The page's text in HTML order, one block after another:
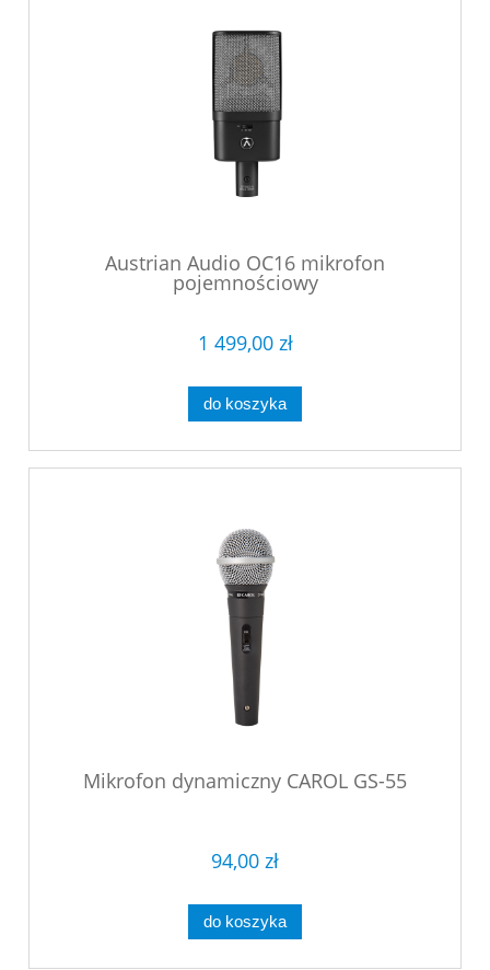
Austrian Audio OC16 mikrofon
pojemnościowy
1 499,00 zł
do koszyka
Mikrofon dynamiczny CAROL GS-55
94,00 zł
do koszyka